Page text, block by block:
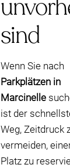
sind
Wenn Sie nach
Parkplätzen in
Marcinelle
ist der
Weg, Zeitdruck
vermeiden,
Platz zu